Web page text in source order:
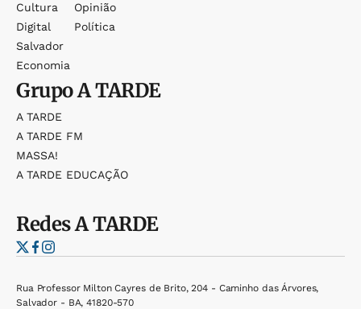
Cultura
Digital
Salvador
Economia
Opinião
Política
GrupoA TARDE
A TARDE
A TARDE FM
MASSA!
A TARDE EDUCAÇÃO
RedesA TARDE
Rua Professor Milton Cayres de Brito, 204 - Caminho das Árvores,
Salvador - BA, 41820-570